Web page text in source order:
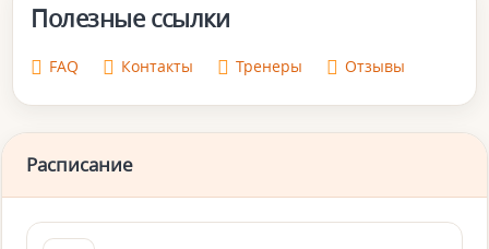
Полезные ссылки
FAQ Контакты Тренеры Отзывы
Расписание